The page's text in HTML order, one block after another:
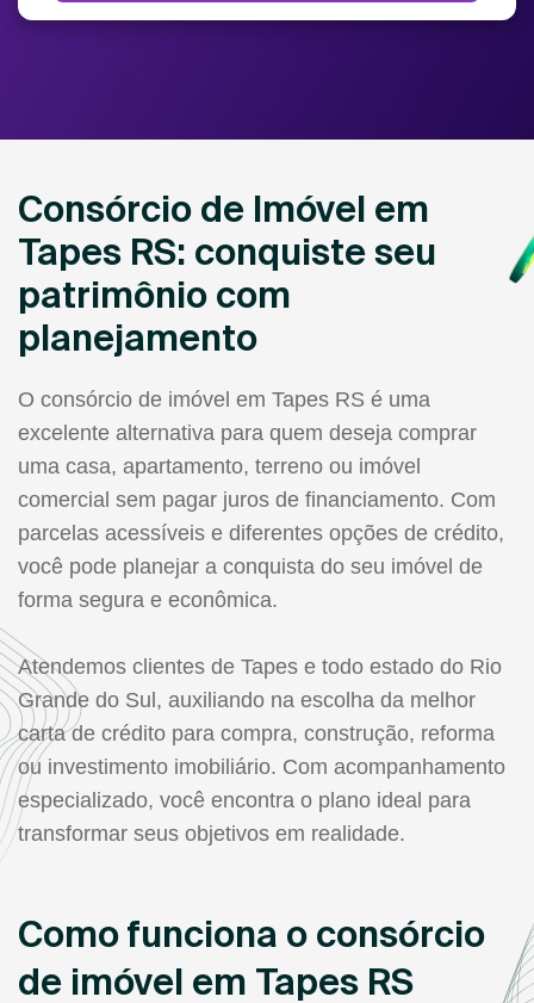
Consórcio de Imóvel em
Tapes RS: conquiste seu
patrimônio com
planejamento
O consórcio de imóvel em Tapes RS é uma
excelente alternativa para quem deseja comprar
uma casa, apartamento, terreno ou imóvel
comercial sem pagar juros de financiamento. Com
parcelas acessíveis e diferentes opções de crédito,
você pode planejar a conquista do seu imóvel de
forma segura e econômica.
Atendemos clientes de Tapes e todo estado do Rio
Grande do Sul, auxiliando na escolha da melhor
carta de crédito para compra, construção, reforma
ou investimento imobiliário. Com acompanhamento
especializado, você encontra o plano ideal para
transformar seus objetivos em realidade.
Como funciona o consórcio
de imóvel em Tapes RS